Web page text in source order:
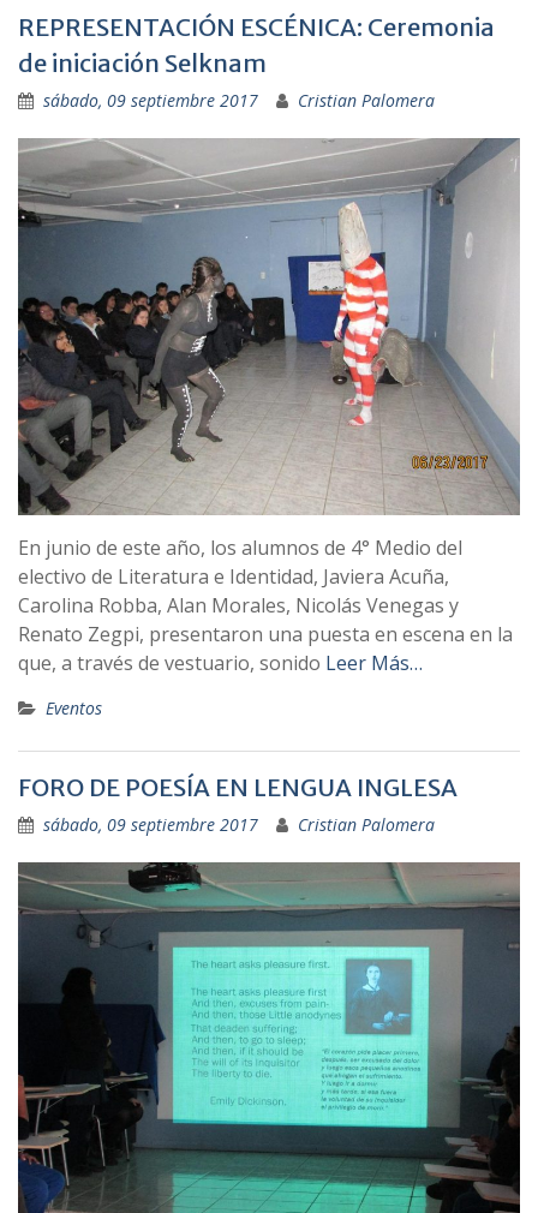
REPRESENTACIÓN ESCÉNICA: Ceremonia
de iniciación Selknam
sábado, 09 septiembre 2017 Cristian Palomera
En junio de este año, los alumnos de 4° Medio del
electivo de Literatura e Identidad, Javiera Acuña,
Carolina Robba, Alan Morales, Nicolás Venegas y
Renato Zegpi, presentaron una puesta en escena en la
que, a través de vestuario, sonido Leer Más…
Eventos
FORO DE POESÍA EN LENGUA INGLESA
sábado, 09 septiembre 2017 Cristian Palomera